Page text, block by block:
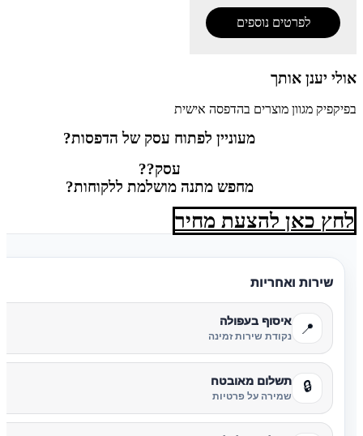
לפרטים נוספים
אולי יענן אותך
בפיקפיק מגוון מוצרים בהדפסה אישית
מעוניין לפתוח עסק של הדפסות?
עסק??
מחפש מתנה מושלמת ללקוחות?
לחץ כאן להצעת מחיר
שירות ואחריות
📍 איסוף בעפולה
נקודת שירות זמינה
🔒 תשלום מאובטח
שמירה על פרטיות